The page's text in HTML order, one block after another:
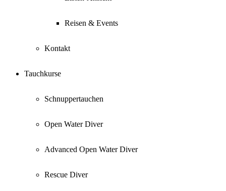
Reisen & Events
Kontakt
Tauchkurse
Schnuppertauchen
Open Water Diver
Advanced Open Water Diver
Rescue Diver